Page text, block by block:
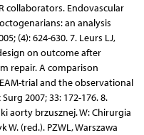
collaborators. Endovascular
an analysis
(4): 624-630. 7. Leurs LJ,
on outcome after
repair. A comparison
trial and the observational
2007; 33: 172-176. 8.
aorty brzusznej. W: Chirurgia
W. (red.). PZWL, Warszawa